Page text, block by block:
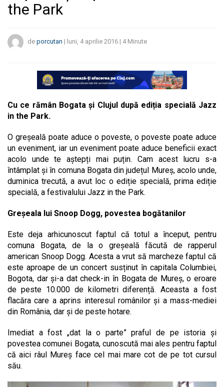
the Park
de porcutan | luni, 4 aprilie 2016 | 4 Minute
Cu ce rămân Bogata și Clujul după ediția specială Jazz
in the Park.
O greșeală poate aduce o poveste, o poveste poate aduce
un eveniment, iar un eveniment poate aduce beneficii exact
acolo unde te aștepți mai puțin. Cam acest lucru s-a
întâmplat și în comuna Bogata din județul Mureș, acolo unde,
duminica trecută, a avut loc o ediție specială, prima ediție
specială, a festivalului Jazz in the Park.
Greșeala lui Snoop Dogg, povestea bogătanilor
Este deja arhicunoscut faptul că totul a început, pentru
comuna Bogata, de la o greșeală făcută de rapperul
american Snoop Dogg. Acesta a vrut să marcheze faptul că
este aproape de un concert susținut în capitala Columbiei,
Bogota, dar și-a dat check-in în Bogata de Mureș, o eroare
de peste 10.000 de kilometri diferență. Aceasta a fost
flacăra care a aprins interesul românilor și a mass-mediei
din România, dar și de peste hotare.
Imediat a fost „dat la o parte” praful de pe istoria și
povestea comunei Bogata, cunoscută mai ales pentru faptul
că aici râul Mureș face cel mai mare cot de pe tot cursul
său.